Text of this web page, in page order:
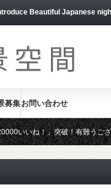
Beautiful Japanese
募集お問い合わせ
いいね！」突破！有難うご
らの夜景を随時募集しておりま